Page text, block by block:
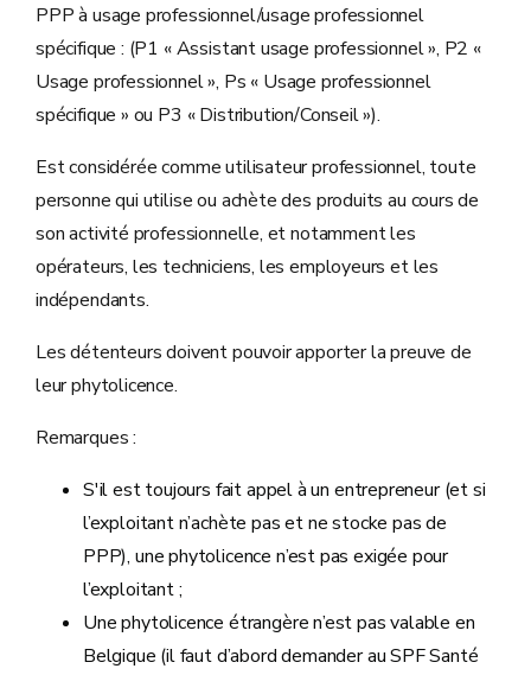
PPP à usage professionnel/usage professionnel
spécifique : (P1 « Assistant usage professionnel », P2 «
Usage professionnel », Ps « Usage professionnel
spécifique » ou P3 « Distribution/Conseil »).
Est considérée comme utilisateur professionnel, toute
personne qui utilise ou achète des produits au cours de
son activité professionnelle, et notamment les
opérateurs, les techniciens, les employeurs et les
indépendants.
Les détenteurs doivent pouvoir apporter la preuve de
leur phytolicence.
Remarques :
S'il est toujours fait appel à un entrepreneur (et si
l’exploitant n’achète pas et ne stocke pas de
PPP), une phytolicence n’est pas exigée pour
l’exploitant ;
Une phytolicence étrangère n’est pas valable en
Belgique (il faut d’abord demander au SPF Santé